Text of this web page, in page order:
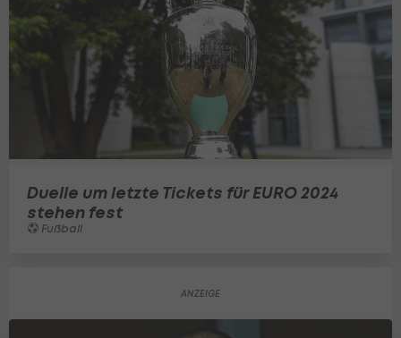
Duelle um letzte Tickets für EURO 2024
stehen fest
Fußball